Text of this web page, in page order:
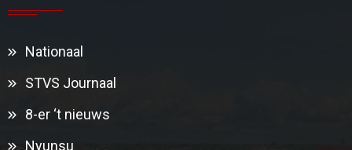
Nationaal
STVS Journaal
8-er ‘t nieuws
Nyunsu